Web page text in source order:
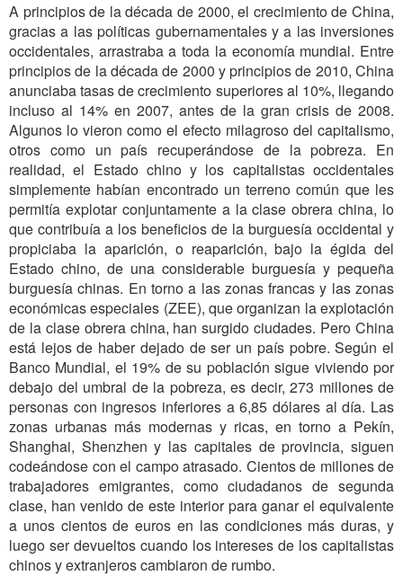
A principios de la década de 2000, el crecimiento de China,
gracias a las políticas gubernamentales y a las inversiones
occidentales, arrastraba a toda la economía mundial. Entre
principios de la década de 2000 y principios de 2010, China
anunciaba tasas de crecimiento superiores al 10%, llegando
incluso al 14% en 2007, antes de la gran crisis de 2008.
Algunos lo vieron como el efecto milagroso del capitalismo,
otros como un país recuperándose de la pobreza. En
realidad, el Estado chino y los capitalistas occidentales
simplemente habían encontrado un terreno común que les
permitía explotar conjuntamente a la clase obrera china, lo
que contribuía a los beneficios de la burguesía occidental y
propiciaba la aparición, o reaparición, bajo la égida del
Estado chino, de una considerable burguesía y pequeña
burguesía chinas. En torno a las zonas francas y las zonas
económicas especiales (ZEE), que organizan la explotación
de la clase obrera china, han surgido ciudades. Pero China
está lejos de haber dejado de ser un país pobre. Según el
Banco Mundial, el 19% de su población sigue viviendo por
debajo del umbral de la pobreza, es decir, 273 millones de
personas con ingresos inferiores a 6,85 dólares al día. Las
zonas urbanas más modernas y ricas, en torno a Pekín,
Shanghai, Shenzhen y las capitales de provincia, siguen
codeándose con el campo atrasado. Cientos de millones de
trabajadores emigrantes, como ciudadanos de segunda
clase, han venido de este interior para ganar el equivalente
a unos cientos de euros en las condiciones más duras, y
luego ser devueltos cuando los intereses de los capitalistas
chinos y extranjeros cambiaron de rumbo.